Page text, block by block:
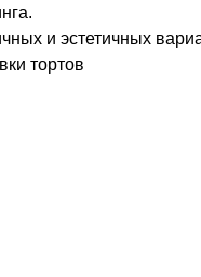
и эстетичных
тортов